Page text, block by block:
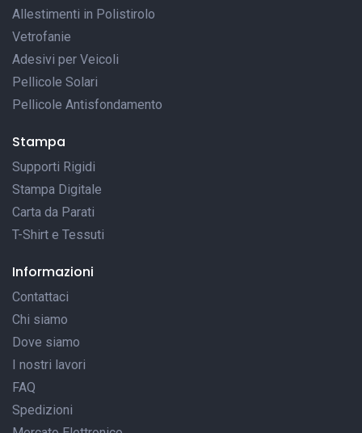
Allestimenti in Polistirolo
Vetrofanie
Adesivi per Veicoli
Pellicole Solari
Pellicole Antisfondamento
Stampa
Supporti Rigidi
Stampa Digitale
Carta da Parati
T-Shirt e Tessuti
Informazioni
Contattaci
Chi siamo
Dove siamo
I nostri lavori
FAQ
Spedizioni